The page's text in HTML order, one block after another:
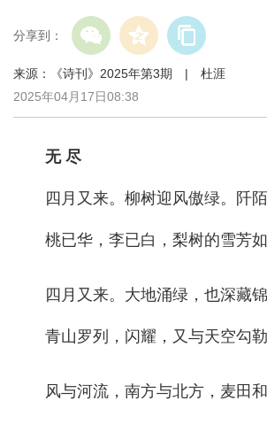
分享到：
来源：《诗刊》2025年第3期 | 杜涯
2025年04月17日08:38
无 尽
四月又来。柳树迎风傲绿。阡
桃已华，李已白，梨树的雪芳
四月又来。大地涌绿，也深藏
青山罗列，闪耀，又与天空勾
风与河流，南方与北方，麦田